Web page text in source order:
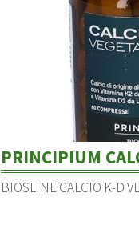
PRINCIPIUM
BIOSLINE CALCIO K-D